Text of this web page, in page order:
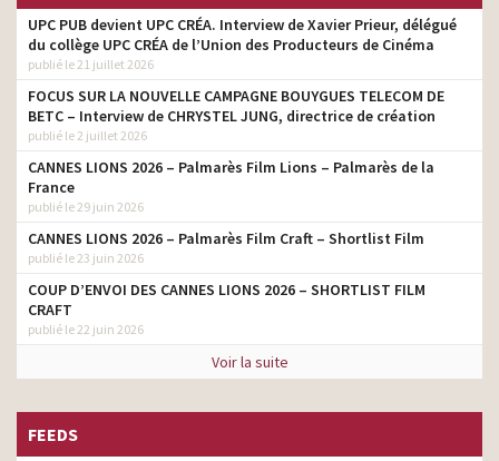
UPC PUB devient UPC CRÉA. Interview de Xavier Prieur, délégué
du collège UPC CRÉA de l’Union des Producteurs de Cinéma
publié le 21 juillet 2026
FOCUS SUR LA NOUVELLE CAMPAGNE BOUYGUES TELECOM DE
BETC – Interview de CHRYSTEL JUNG, directrice de création
publié le 2 juillet 2026
CANNES LIONS 2026 – Palmarès Film Lions – Palmarès de la
France
publié le 29 juin 2026
CANNES LIONS 2026 – Palmarès Film Craft – Shortlist Film
publié le 23 juin 2026
COUP D’ENVOI DES CANNES LIONS 2026 – SHORTLIST FILM
CRAFT
publié le 22 juin 2026
Voir la suite
FEEDS